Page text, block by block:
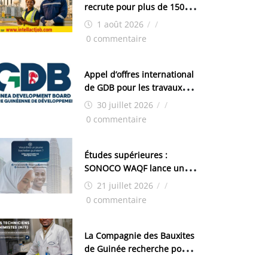
recrute pour plus de 150
postes1 août 2026 / /
0 commentaire
Appel d’offres international
de GDB pour les travaux
d’aménagement de la zone
industrielle de FANDJE
30 juillet 2026 / /
0 commentaire
Études supérieures :
SONOCO WAQF lance un
programme de bourses
pour la Malaisie
21 juillet 2026 / /
0 commentaire
La Compagnie des Bauxites
de Guinée recherche pour